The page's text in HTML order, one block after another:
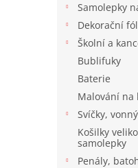
Samolepky
Dekorační
Školní a
Bublifuky
Baterie
Malování na
Svíčky,
Košilky
samolepky
Penály,